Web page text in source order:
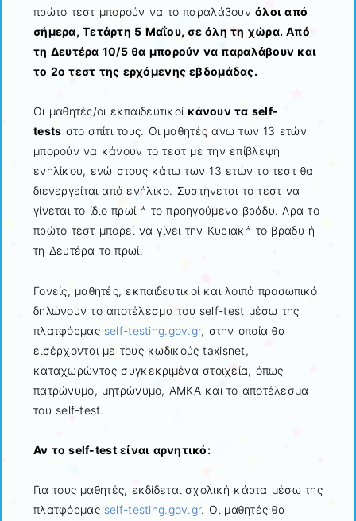
πρώτο τεστ μπορούν να το παραλάβουνόλοι από
σήμερα, Τετάρτη 5 Μαΐου, σε όλη τη χώρα. Από
τη Δευτέρα 10/5 θα μπορούν να παραλάβουν και
το 2ο τεστ της ερχόμενης εβδομάδας.
Οι μαθητές/οι εκπαιδευτικοί κάνουν τα self-
tests στο σπίτι τους. Οι μαθητές άνω των 13 ετών
μπορούν να κάνουν το τεστ με την επίβλεψη
ενηλίκου, ενώ στους κάτω των 13 ετών το τεστ θα
διενεργείται από ενήλικο. Συστήνεται το τεστ να
γίνεται το ίδιο πρωί ή το προηγούμενο βράδυ. Άρα το
πρώτο τεστ μπορεί να γίνει την Κυριακή το βράδυ ή
τη Δευτέρα το πρωί.
Γονείς, μαθητές, εκπαιδευτικοί και λοιπό προσωπικό
δηλώνουν το αποτέλεσμα του self-test μέσω της
πλατφόρμας self-testing.gov.gr, στην οποία θα
εισέρχονται με τους κωδικούς taxisnet,
καταχωρώντας συγκεκριμένα στοιχεία, όπως
πατρώνυμο, μητρώνυμο, ΑΜΚΑ και το αποτέλεσμα
του self-test.
Αν το self-test είναι αρνητικό:
Για τους μαθητές, εκδίδεται σχολική κάρτα μέσω της
πλατφόρμας self-testing.gov.gr. Οι μαθητές θα